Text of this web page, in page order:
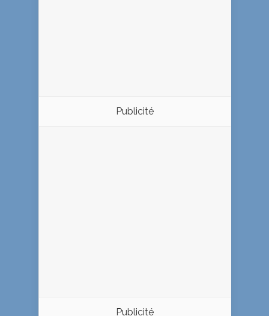
Publicité
Publicité